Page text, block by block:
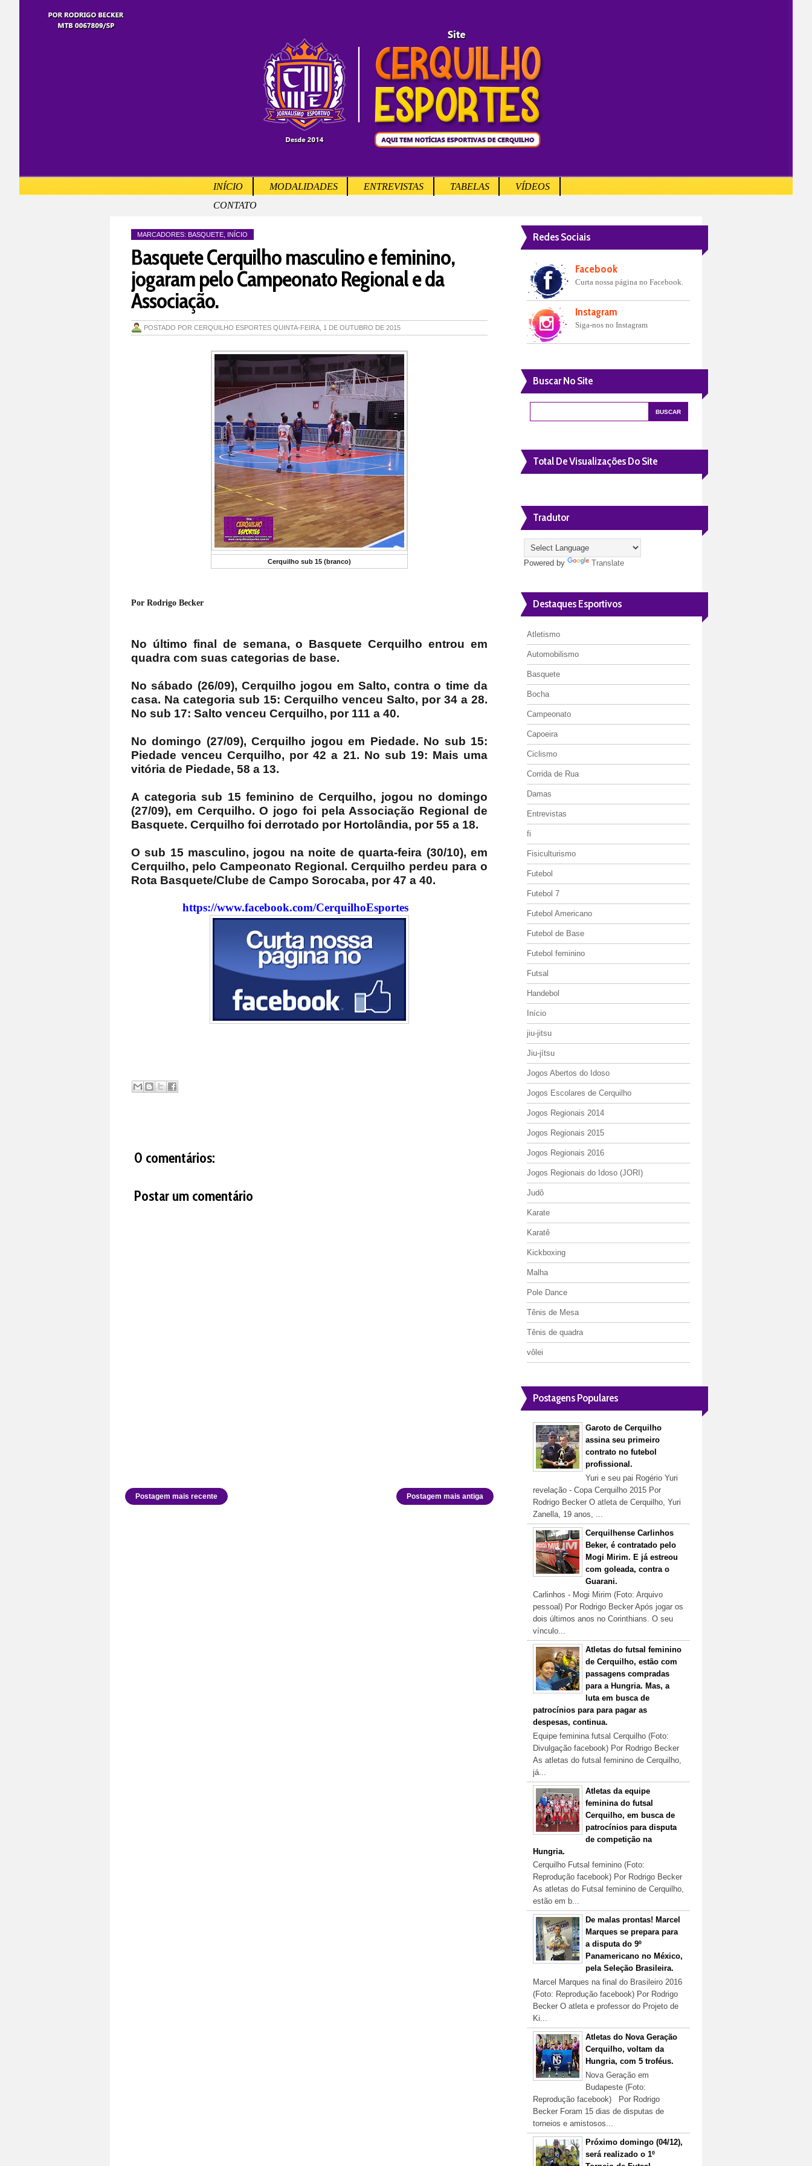
INÍCIO MODALIDADES ENTREVISTAS TABELAS
VÍDEOS
CONTATO
MARCADORES: BASQUETE INÍCIO
Basquete Cerquilho masculino e feminino,
jogaram pelo Campeonato Regional e da
Associação.
POSTADO POR CERQUILHO ESPORTES QUINTA-FEIRA, 1 DE OUTUBRO DE 2015
Cerquilho sub 15 (branco)
Por Rodrigo Becker
No último final de semana, o Basquete Cerquilho entrou em
quadra com suas categorias de base.
No sábado (26/09), Cerquilho jogou em Salto, contra o time da
casa. Na categoria sub 15: Cerquilho venceu Salto, por 34 a 28.
No sub 17: Salto venceu Cerquilho, por 111 a 40.
No domingo (27/09), Cerquilho jogou em Piedade. No sub 15:
Piedade venceu Cerquilho, por 42 a 21. No sub 19: Mais uma
vitória de Piedade, 58 a 13.
A categoria sub 15 feminino de Cerquilho, jogou no domingo
(27/09), em Cerquilho. O jogo foi pela Associação Regional de
Basquete. Cerquilho foi derrotado por Hortolândia, por 55 a 18.
O sub 15 masculino, jogou na noite de quarta-feira (30/10), em
Cerquilho, pelo Campeonato Regional. Cerquilho perdeu para o
Rota Basquete/Clube de Campo Sorocaba, por 47 a 40.
https://www.facebook.com/CerquilhoEsportes
0 comentários:
Postar um comentário
Postagem mais recente Postagem mais antiga
Redes Sociais
Facebook
Curta nossa página no Facebook.
Instagram
Siga-nos no Instagram
Buscar No Site
Total De Visualizações Do Site
Tradutor
Powered by Translate
Destaques Esportivos
Atletismo
Automobilismo
Basquete
Bocha
Campeonato
Capoeira
Ciclismo
Corrida de Rua
Damas
Entrevistas
fi
Fisiculturismo
Futebol
Futebol 7
Futebol Americano
Futebol de Base
Futebol feminino
Futsal
Handebol
Início
jiu-jitsu
Jiu-jítsu
Jogos Abertos do Idoso
Jogos Escolares de Cerquilho
Jogos Regionais 2014
Jogos Regionais 2015
Jogos Regionais 2016
Jogos Regionais do Idoso (JORI)
Judô
Karate
Karatê
Kickboxing
Malha
Pole Dance
Tênis de Mesa
Tênis de quadra
vôlei
Postagens Populares
Garoto de Cerquilho
assina seu primeiro
contrato no futebol
profissional.
Yuri e seu pai Rogério Yuri
revelação - Copa Cerquilho 2015 Por
Rodrigo Becker O atleta de Cerquilho, Yuri
Zanella, 19 anos, ...
Cerquilhense Carlinhos
Beker, é contratado pelo
Mogi Mirim. E já estreou
com goleada, contra o
Guarani.
Carlinhos - Mogi Mirim (Foto: Arquivo
pessoal) Por Rodrigo Becker Após jogar os
dois últimos anos no Corinthians. O seu
vínculo...
Atletas do futsal feminino
de Cerquilho, estão com
passagens compradas
para a Hungria. Mas, a
luta em busca de
patrocínios para para pagar as
despesas, continua.
Equipe feminina futsal Cerquilho (Foto:
Divulgação facebook) Por Rodrigo Becker
As atletas do futsal feminino de Cerquilho,
já...
Atletas da equipe
feminina do futsal
Cerquilho, em busca de
patrocínios para disputa
de competição na
Hungria.
Cerquilho Futsal feminino (Foto:
Reprodução facebook) Por Rodrigo Becker
As atletas do Futsal feminino de Cerquilho,
estão em b...
De malas prontas! Marcel
Marques se prepara para
a disputa do 9º
Panamericano no México,
pela Seleção Brasileira.
Marcel Marques na final do Brasileiro 2016
(Foto: Reprodução facebook) Por Rodrigo
Becker O atleta e professor do Projeto de
Ki...
Atletas do Nova Geração
Cerquilho, voltam da
Hungria, com 5 troféus.
Nova Geração em
Budapeste (Foto:
Reprodução facebook) Por Rodrigo
Becker Foram 15 dias de disputas de
torneios e amistosos...
Próximo domingo (04/12),
será realizado o 1º